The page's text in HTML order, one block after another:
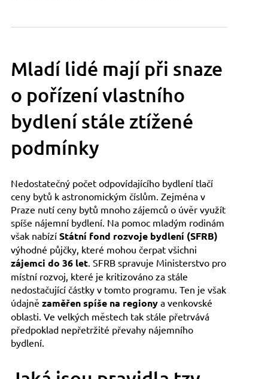
Mladí lidé mají při snaze
o pořízení vlastního
bydlení stále ztížené
podmínky
Nedostatečný počet odpovídajícího bydlení tlačí
ceny bytů k astronomickým číslům. Zejména v
Praze nutí ceny bytů mnoho zájemců o úvěr využít
spíše nájemní bydlení. Na pomoc mladým rodinám
však nabízí Státní fond rozvoje bydlení (SFRB)
výhodné půjčky, které mohou čerpat všichni
zájemci do 36 let. SFRB spravuje Ministerstvo pro
místní rozvoj, které je kritizováno za stále
nedostačující částky v tomto programu. Ten je však
údajně zaměřen spíše na regionya venkovské
oblasti. Ve velkých městech tak stále přetrvává
předpoklad nepřetržité převahy nájemního
bydlení.